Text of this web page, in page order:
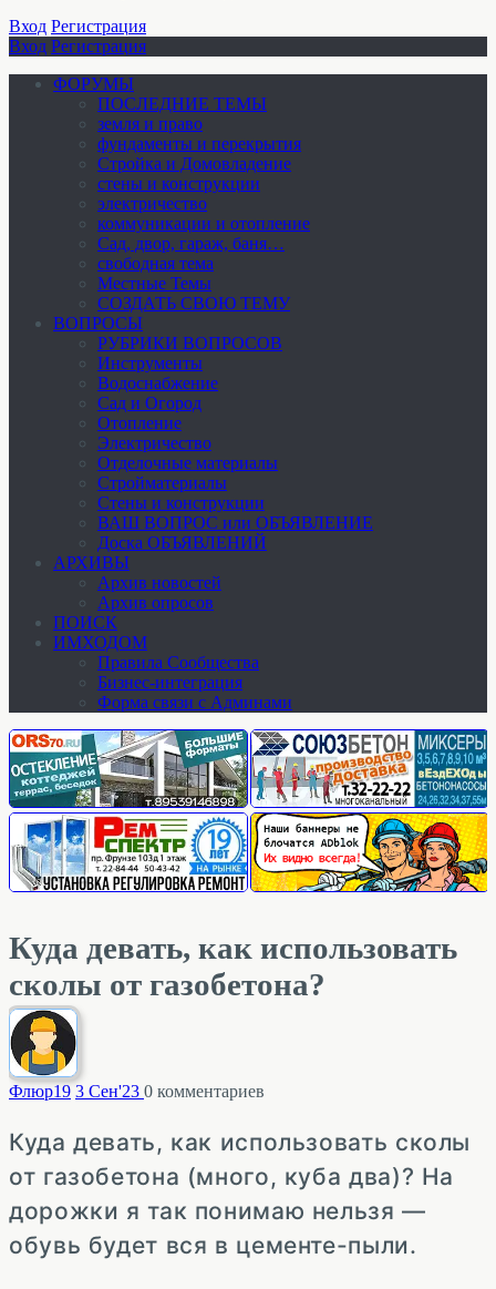
Вход Регистрация
Вход Регистрация
ФОРУМЫ
ПОСЛЕДНИЕ ТЕМЫ
земля и право
фундаменты и перекрытия
Стройка и Домовладение
стены и конструкции
электричество
коммуникации и отопление
Cад, двор, гараж, баня…
свободная тема
Местные Темы
СОЗДАТЬ СВОЮ ТЕМУ
ВОПРОСЫ
РУБРИКИ ВОПРОСОВ
Инструменты
Водоснабжение
Сад и Огород
Отопление
Электричество
Отделочные материалы
Стройматериалы
Стены и конструкции
ВАШ ВОПРОС или ОБЪЯВЛЕНИЕ
Доска ОБЪЯВЛЕНИЙ
АРХИВЫ
Архив новостей
Архив опросов
ПОИСК
ИМХОДОМ
Правила Сообщества
Бизнес-интеграция
Форма связи с Админами
Куда девать, как использовать
сколы от газобетона?
Флюр19 3 Сен'23 0 комментариев
Куда девать, как использовать сколы
от газобетона (много, куба два)? На
дорожки я так понимаю нельзя —
обувь будет вся в цементе-пыли.